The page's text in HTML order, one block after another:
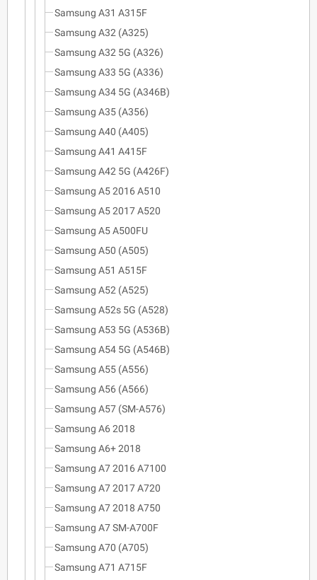
Samsung A31 A315F
Samsung A32 (A325)
Samsung A32 5G (A326)
Samsung A33 5G (A336)
Samsung A34 5G (A346B)
Samsung A35 (A356)
Samsung A40 (A405)
Samsung A41 A415F
Samsung A42 5G (A426F)
Samsung A5 2016 A510
Samsung A5 2017 A520
Samsung A5 A500FU
Samsung A50 (A505)
Samsung A51 A515F
Samsung A52 (A525)
Samsung A52s 5G (A528)
Samsung A53 5G (A536B)
Samsung A54 5G (A546B)
Samsung A55 (A556)
Samsung A56 (A566)
Samsung A57 (SM-A576)
Samsung A6 2018
Samsung A6+ 2018
Samsung A7 2016 A7100
Samsung A7 2017 A720
Samsung A7 2018 A750
Samsung A7 SM-A700F
Samsung A70 (A705)
Samsung A71 A715F